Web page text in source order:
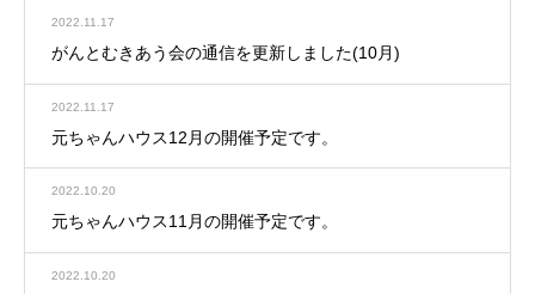
2022.11.17
がんとむきあう会の通信を更新しました(10月)
2022.11.17
元ちゃんハウス12月の開催予定です。
2022.10.20
元ちゃんハウス11月の開催予定です。
2022.10.20